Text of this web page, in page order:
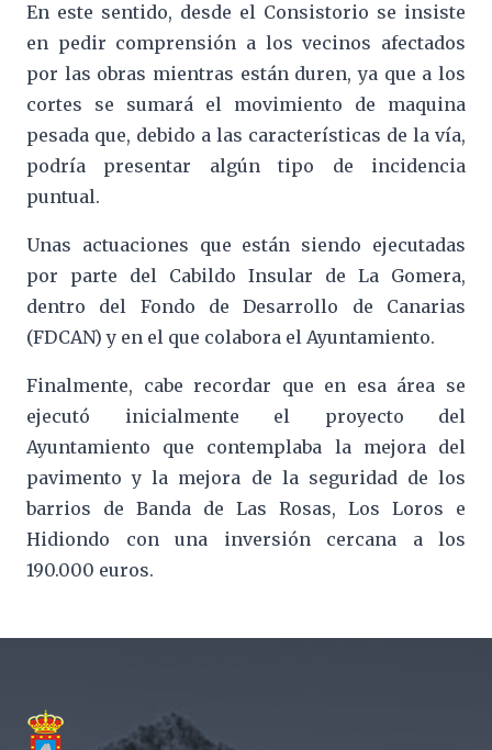
En este sentido, desde el Consistorio se insiste
en pedir comprensión a los vecinos afectados
por las obras mientras están duren, ya que a los
cortes se sumará el movimiento de maquina
pesada que, debido a las características de la vía,
podría presentar algún tipo de incidencia
puntual.
Unas actuaciones que están siendo ejecutadas
por parte del Cabildo Insular de La Gomera,
dentro del Fondo de Desarrollo de Canarias
(FDCAN) y en el que colabora el Ayuntamiento.
Finalmente, cabe recordar que en esa área se
ejecutó inicialmente el proyecto del
Ayuntamiento que contemplaba la mejora del
pavimento y la mejora de la seguridad de los
barrios de Banda de Las Rosas, Los Loros e
Hidiondo con una inversión cercana a los
190.000 euros.